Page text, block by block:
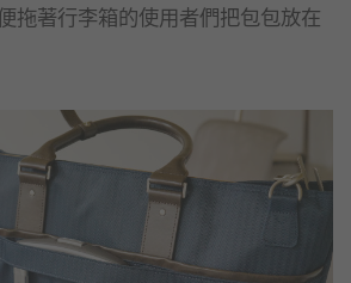
拖著行李箱的使用者們把包包放在